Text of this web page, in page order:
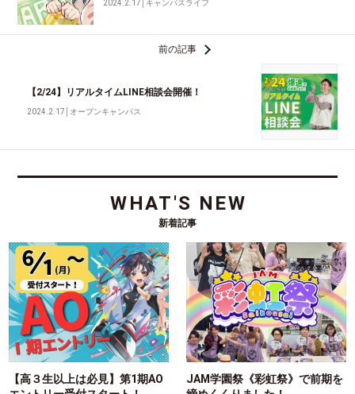
2024.2.17 キャンパスライフ
前の記事
【2/24】リアルタイムLINE相談会開催！
2024.2.17 オープンキャンパス
WHAT'S NEW
新着記事
【高３生以上は必見】第1期AO
JAM学園祭《彩虹祭》で前期を